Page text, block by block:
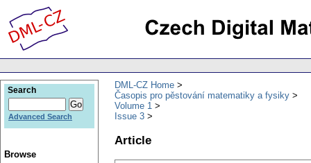
DML-CZ Home
Časopis pro pěstování matematiky a fysiky
Volume 1
Issue 3
Article
Search
Advanced Search
Browse